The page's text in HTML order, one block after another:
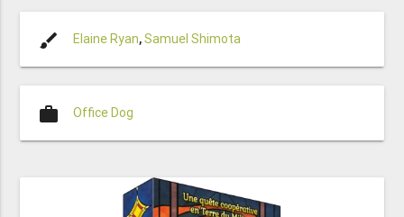
brush Elaine Ryan,Samuel Shimota
work Office Dog